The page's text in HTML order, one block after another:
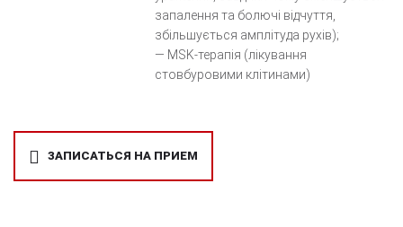
запалення та болючі відчуття,
збільшується амплітуда рухів);
— MSK-терапія (лікування
стовбуровими клітинами)
ЗАПИСАТЬСЯ НА ПРИЕМ